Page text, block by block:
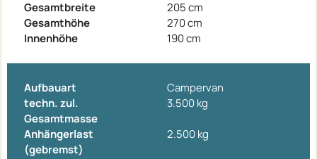
Gesamtbreite
205 cm
Gesamthöhe
270 cm
Innenhöhe
190 cm
Aufbauart
Campervan
techn. zul.
Gesamtmasse
3.500 kg
Anhängerlast
(gebremst)
2.500 kg